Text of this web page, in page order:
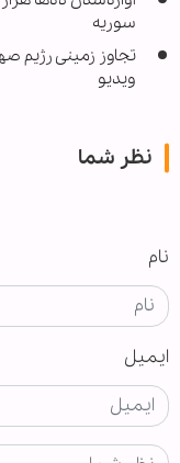
سوریه
تجاوز زمینی رژیم
ویدیو
نظر شما
نام
ایمیل